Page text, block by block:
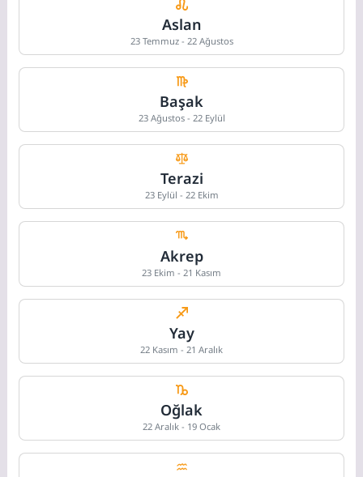
Aslan
23 Temmuz - 22 Ağustos
Başak
23 Ağustos - 22 Eylül
Terazi
23 Eylül - 22 Ekim
Akrep
23 Ekim - 21 Kasım
Yay
22 Kasım - 21 Aralık
Oğlak
22 Aralık - 19 Ocak